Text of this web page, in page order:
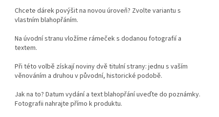
Chcete dárek povýšit na novou úroveň? Zvolte variantu s
vlastním blahopřáním.
Na úvodní stranu vložíme rámeček s dodanou fotografií a
textem.
Při této volbě získají noviny dvě titulní strany: jednu s vaším
věnováním a druhou v původní, historické podobě.
Jak na to? Datum vydání a text blahopřání uveďte do poznámky.
Fotografii nahrajte přímo k produktu.